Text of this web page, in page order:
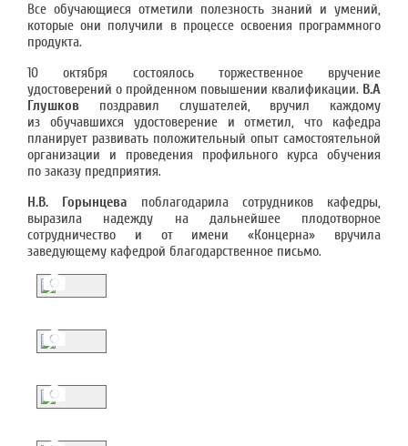
Все обучающиеся отметили полезность знаний и умений,
которые они получили в процессе освоения программного
продукта.
10 октября состоялось торжественное вручение
удостоверений о пройденном повышении квалификации. В.А
Глушков поздравил слушателей, вручил каждому
из обучавшихся удостоверение и отметил, что кафедра
планирует развивать положительный опыт самостоятельной
организации и проведения профильного курса обучения
по заказу предприятия.
Н.В. Горынцева поблагодарила сотрудников кафедры,
выразила надежду на дальнейшее плодотворное
сотрудничество и от имени «Концерна» вручила
заведующему кафедрой благодарственное письмо.